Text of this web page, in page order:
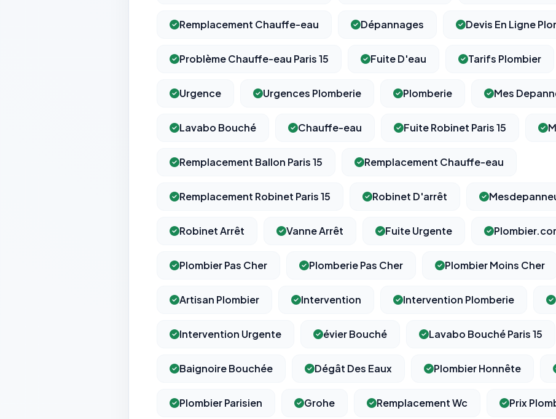
Remplacement Chauffe-eau Dépannages Devis En Ligne
Problème Chauffe-eau Paris 15 Fuite D'eau Tarifs Plombier
Urgence Urgences Plomberie Plomberie Mes
Lavabo Bouché Chauffe-eau Fuite Robinet Paris 15
Remplacement Ballon Paris 15 Remplacement Chauffe-eau
Remplacement Robinet Paris 15 Robinet D'arrêt
Robinet Arrêt Vanne Arrêt Fuite Urgente
Plombier Pas Cher Plomberie Pas Cher Plombier Moins Cher
Artisan Plombier Intervention Intervention Plomberie
Intervention Urgente évier Bouché Lavabo Bouché Paris 15
Baignoire Bouchée Dégât Des Eaux Plombier Honnête
Plombier Parisien Grohe Remplacement Wc Prix
Nécessaires au fonctionnement du site : session, sécurité,
Cookies analytiques
anonymisées via Google Analytics.
Cookies marketing